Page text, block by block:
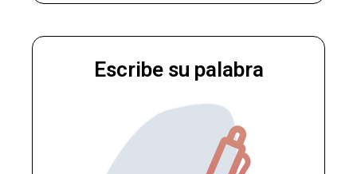
Escribe su palabra